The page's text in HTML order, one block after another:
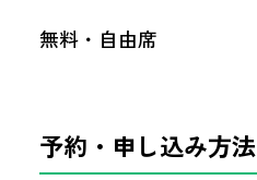
無料・自由席
予約・申し込み方法